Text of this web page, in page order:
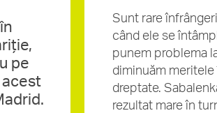
pe
Sunt rare
când ele se
punem problema
diminuăm
dreptate.
rezultat mare în